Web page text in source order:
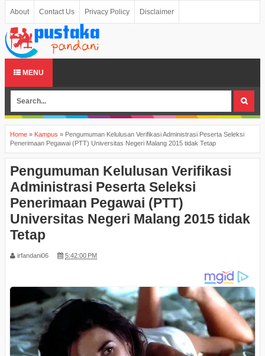
About Contact Us Privacy Policy Disclaimer
MENU
Home » Kampus » Pengumuman Kelulusan Verifikasi Administrasi Peserta Seleksi
Penerimaan Pegawai (PTT) Universitas Negeri Malang 2015 tidak Tetap
Pengumuman Kelulusan Verifikasi
Administrasi Peserta Seleksi
Penerimaan Pegawai (PTT)
Universitas Negeri Malang 2015 tidak
Tetap
irfandani06 5:42:00 PM